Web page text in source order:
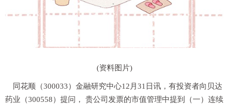
(资料图片)
同花顺（300033）金融研究中心12月31日讯，有投资者向贝达
药业（300558）提问， 贵公司发票的市值管理中提到（一）连续